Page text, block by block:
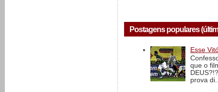
Postagens populares
Esse
que o
prova